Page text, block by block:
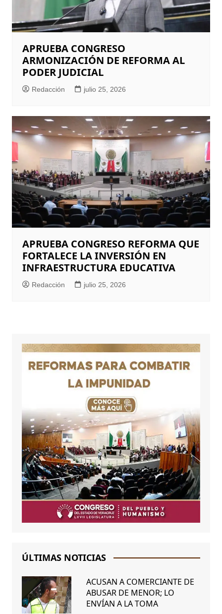
APRUEBA CONGRESO
ARMONIZACIÓN DE REFORMA AL
PODER JUDICIAL
Redacción julio 25, 2026
APRUEBA CONGRESO REFORMA QUE
FORTALECE LA INVERSIÓN EN
INFRAESTRUCTURA EDUCATIVA
Redacción julio 25, 2026
ÚLTIMAS NOTICIAS
ACUSAN A COMERCIANTE DE
ABUSAR DE MENOR; LO
ENVÍAN A LA TOMA